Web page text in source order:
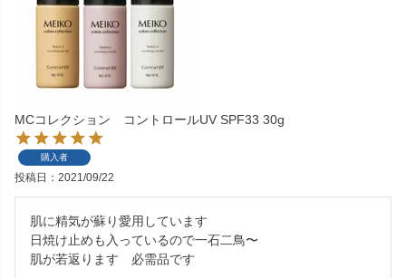
MCコレクション コントロールUV SPF33 30g
購入者
投稿日 2021/09/22
肌に精気が蘇り愛用しています
日焼け止めも入っているので一石二鳥〜
肌が若返ります　必需品です